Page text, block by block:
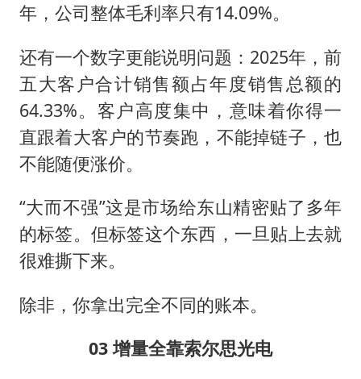
年，公司整体毛利率只有14.09%。
还有一个数字更能说明问题：2025年，前
五大客户合计销售额占年度销售总额的
64.33%。客户高度集中，意味着你得一
直跟着大客户的节奏跑，不能掉链子，也
不能随便涨价。
“大而不强”这是市场给东山精密贴了多年
的标签。但标签这个东西，一旦贴上去就
很难撕下来。
除非，你拿出完全不同的账本。
03 增量全靠索尔思光电